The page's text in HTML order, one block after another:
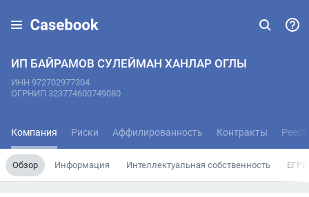
ИП БАЙРАМОВ СУЛЕЙМАН ХАНЛАР ОГЛЫ
ИНН 972702977304
ОГРНИП 323774600749080
Компания Риски Аффилированность Контракты
Обзор Информация Интеллектуальная собственность